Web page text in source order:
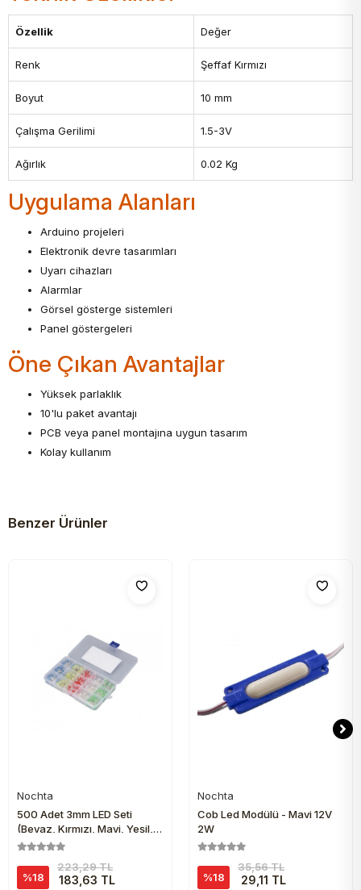
Özellik Değer
Renk Şeffaf Kırmızı
Boyut 10 mm
Çalışma Gerilimi 1.5-3V
Ağırlık 0.02 Kg
Uygulama Alanları
Arduino projeleri
Elektronik devre tasarımları
Uyarı cihazları
Alarmlar
Görsel gösterge sistemleri
Panel göstergeleri
Öne Çıkan Avantajlar
Yüksek parlaklık
10'lu paket avantajı
PCB veya panel montajına uygun tasarım
Kolay kullanım
Benzer Ürünler
Nochta
500 Adet 3mm LED Seti
(Beyaz, Kırmızı, Mavi, Yeşil,
Sarı) Plastik Kutu İçinde
%18
223,29 TL
183,63 TL
Nochta
Cob Led Modülü - Mavi 12V
2W
%18
35,56 TL
29,11 TL